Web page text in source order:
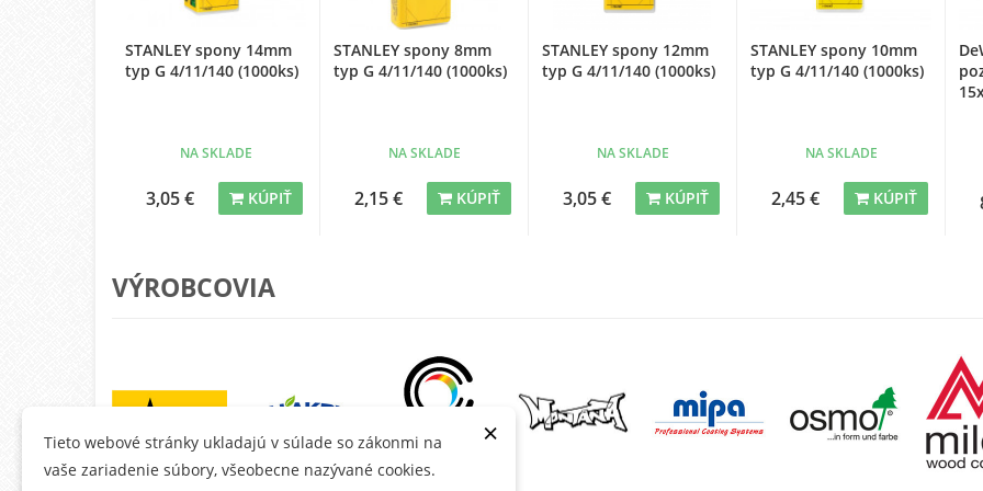
STANLEY spony 14mm
typ G 4/11/140 (1000ks)
NA SKLADE
3,05 € KÚPIŤ
STANLEY spony 8mm
typ G 4/11/140 (1000ks)
NA SKLADE
2,15 € KÚPIŤ
STANLEY spony 12mm
typ G 4/11/140 (1000ks)
NA SKLADE
3,05 € KÚPIŤ
STANLEY spony 10mm
typ G 4/11/140 (1000ks)
NA SKLADE
2,45 € KÚPIŤ
VÝROBCOVIA
×
Tieto webové stránky ukladajú v súlade so zákonmi na
vaše zariadenie súbory, všeobecne nazývané cookies.